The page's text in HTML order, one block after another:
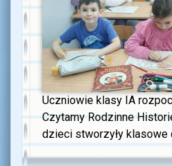
Uczniowie klasy IA
Czytamy Rodzinne
dzieci stworzyły klasowe